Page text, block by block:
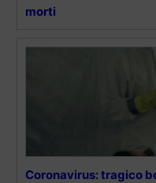
morti
Coronavirus: tragico